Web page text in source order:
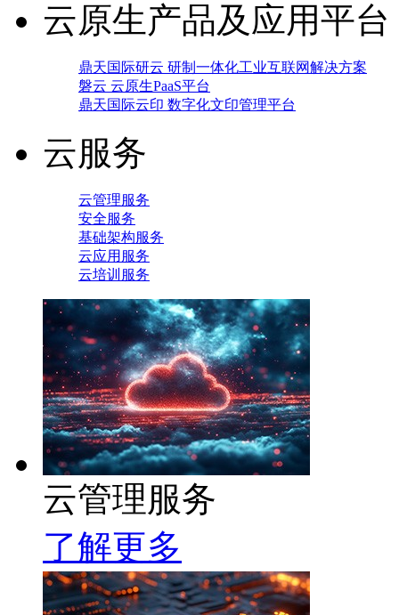
云原生产品及应用平台
鼎天国际研云 研制一体化工业互联网解决方案
磐云 云原生PaaS平台
鼎天国际云印 数字化文印管理平台
云服务
云管理服务
安全服务
基础架构服务
云应用服务
云培训服务
云管理服务
了解更多